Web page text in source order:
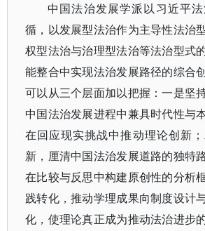
中国法治发展学派以习近平
循，以发展型法治作为主导性法治
权型法治与治理型法治等法治型式
能整合中实现法治发展路径的综合
可以从三个层面加以把握：一是坚
中国法治发展进程中兼具时代性与
在回应现实挑战中推动理论创新
新，厘清中国法治发展道路的独特
在比较与反思中构建原创性的分析
践转化，推动学理成果向制度设计
化，使理论真正成为推动法治进步